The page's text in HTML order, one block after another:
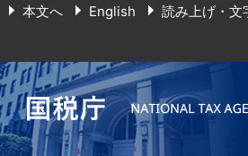
本文へ English 読み上げ・